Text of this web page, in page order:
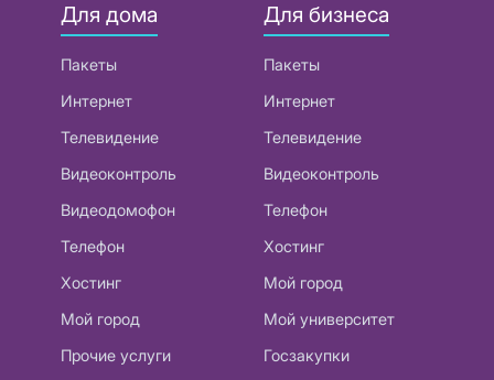
Для дома
Пакеты
Интернет
Телевидение
Видеоконтроль
Видеодомофон
Телефон
Хостинг
Мой город
Прочие услуги
Для бизнеса
Пакеты
Интернет
Телевидение
Видеоконтроль
Телефон
Хостинг
Мой город
Мой университет
Госзакупки